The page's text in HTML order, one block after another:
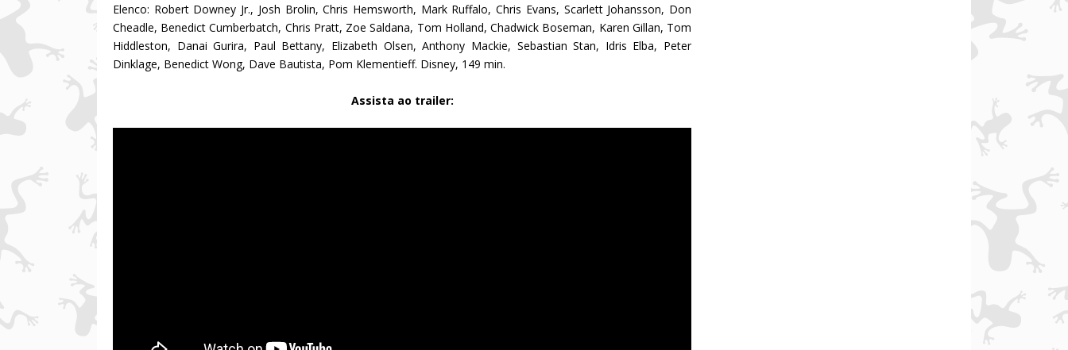
Elenco: Robert Downey Jr., Josh Brolin,Chris Hemsworth, Mark Ruffalo,Chris Evans, Scarlett Johansson, Don
Cheadle, Benedict Cumberbatch, Chris Pratt, Zoe Saldana, Tom Holland,Chadwick Boseman, Karen Gillan, Tom
Hiddleston, Danai Gurira, Paul Bettany, Elizabeth Olsen,Anthony Mackie, Sebastian Stan, Idris Elba, Peter
Dinklage, Benedict Wong, Dave Bautista, Pom Klementieff. Disney, 149 min.
Assista ao trailer: